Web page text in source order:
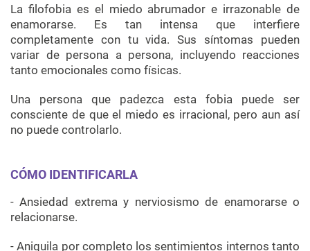
La filofobia es el miedo abrumador e irrazonable de
enamorarse. Es tan intensa que interfiere
completamente con tu vida. Sus síntomas pueden
variar de persona a persona, incluyendo reacciones
tanto emocionales como físicas.
Una persona que padezca esta fobia puede ser
consciente de que el miedo es irracional, pero aun así
no puede controlarlo.
CÓMO IDENTIFICARLA
- Ansiedad extrema y nerviosismo de enamorarse o
relacionarse.
- Aniquila por completo los sentimientos internos tanto